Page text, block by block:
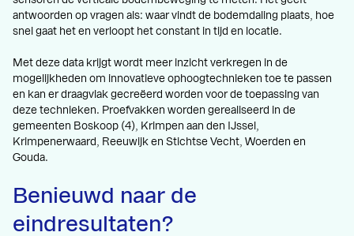
antwoorden op vragen als: waar vindt de bodemdaling plaats, hoe
snel gaat het en verloopt het constant in tijd en locatie.
Met deze data krijgt wordt meer inzicht verkregen in de
mogelijkheden om innovatieve ophoogtechnieken toe te passen
en kan er draagvlak gecreëerd worden voor de toepassing van
deze technieken. Proefvakken worden gerealiseerd in de
gemeenten Boskoop (4), Krimpen aan den IJssel,
Krimpenerwaard, Reeuwijk en Stichtse Vecht, Woerden en
Gouda.
Benieuwd naar de
eindresultaten?